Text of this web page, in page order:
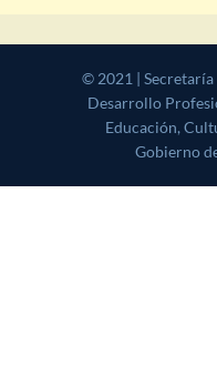
© 2021 | Secretaría de
Profesional Docente |
Tecnología | Gobierno de